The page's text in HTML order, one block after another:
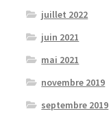
juillet 2022
juin 2021
mai 2021
novembre 2019
septembre 2019